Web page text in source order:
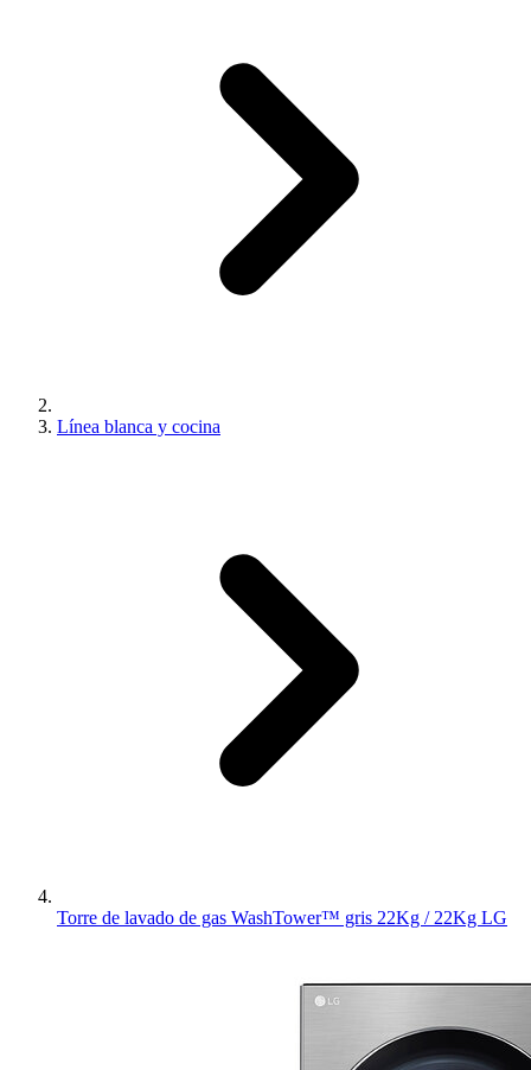
Línea blanca y cocina
Torre de lavado de gas WashTower™ gris 22Kg / 22Kg LG